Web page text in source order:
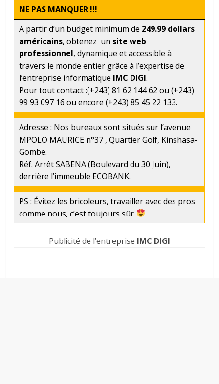
NE PAS MANQUER !!!
A partir d’un budget minimum de 249.99 dollars
américains, obtenez un site web
professionnel, dynamique et accessible à
travers le monde entier grâce à l’expertise de
l’entreprise informatique IMC DIGI.
Pour tout contact :(+243) 81 62 144 62 ou (+243)
99 93 097 16 ou encore (+243) 85 45 22 133.
Adresse : Nos bureaux sont situés sur l’avenue
MPOLO MAURICE n°37 , Quartier Golf, Kinshasa-
Gombe.
Réf. Arrêt SABENA (Boulevard du 30 Juin),
derrière l’immeuble ECOBANK.
PS : Évitez les bricoleurs, travailler avec des pros
comme nous, c’est toujours sûr
Publicité de l’entreprise IMC DIGI